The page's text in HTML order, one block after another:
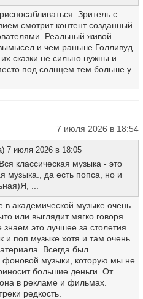
Зритель с
смотрит контент созданный
Реальный живой
и чем раньше Голливуд
сказки не сильно нужны и
под солнцем тем больше у
7 июля 2026 в 18:54
7 июля 2026 в 18:05
классическая музыка - это
музыка., да есть попса, но и
...
академической музыке очень
или выглядит мягко говоря
это лучшее за столетия.
и поп музыке хотя и там очень
Всегда был
фоновой музыки, которую мы не
большие деньги. От
в рекламе и фильмах.
редкость.